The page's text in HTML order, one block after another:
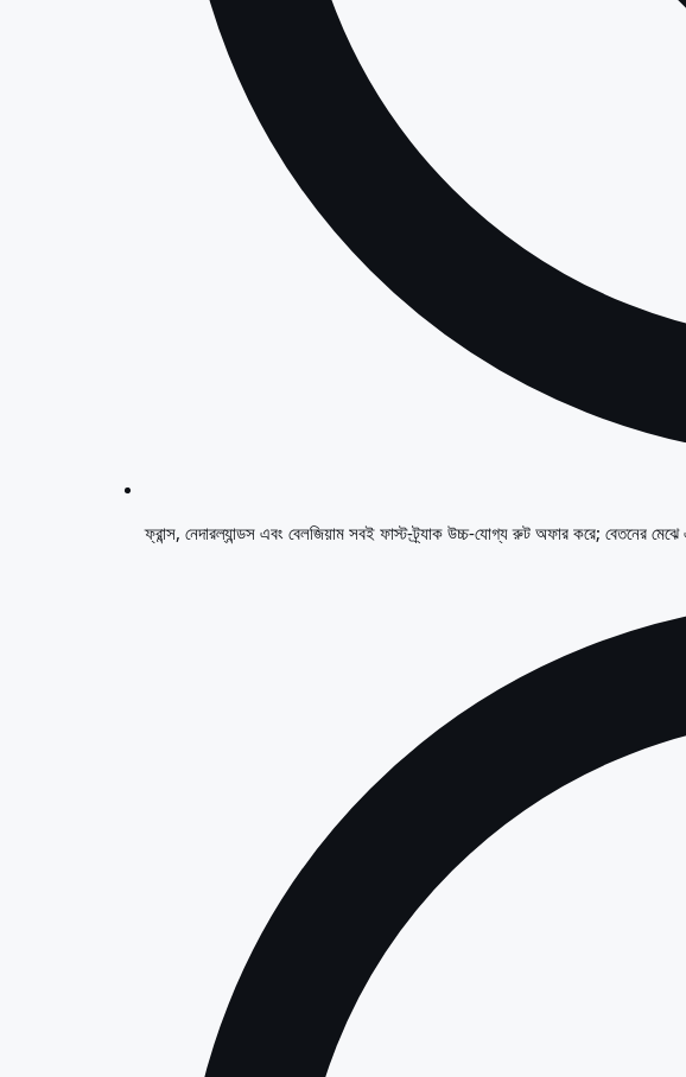
ফ্রান্স, নেদারল্যান্ডস এবং বেলজিয়াম সবই ফাস্ট-ট্র্যাক উচ্চ-যোগ্য রুট অফার করে; বেতনের